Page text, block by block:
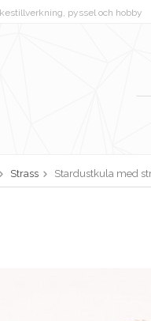
pyssel och hobby
Strass Stardustkula med